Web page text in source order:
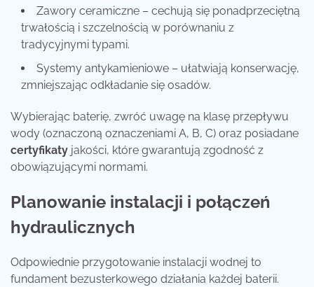
Zawory ceramiczne – cechują się ponadprzeciętną
trwałością i szczelnością w porównaniu z
tradycyjnymi typami.
Systemy antykamieniowe – ułatwiają konserwację,
zmniejszając odkładanie się osadów.
Wybierając baterię, zwróć uwagę na klasę przepływu
wody (oznaczoną oznaczeniami A, B, C) oraz posiadane
certyfikaty jakości, które gwarantują zgodność z
obowiązującymi normami.
Planowanie instalacji i połączeń
hydraulicznych
Odpowiednie przygotowanie instalacji wodnej to
fundament bezusterkowego działania każdej baterii.